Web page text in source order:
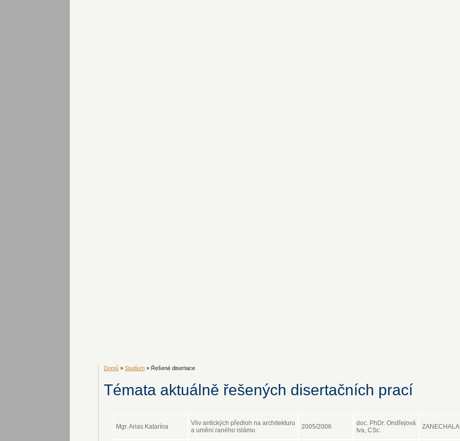
Domů » Studium » Řešené disertace
Témata aktuálně řešených disertačních prací
Mgr. Arias Katarína
Vliv antických předloh na architekturu
a umění raného islámu
2005/2006
doc. PhDr. Ondřejová
Iva, CSc.
ZANECHALA